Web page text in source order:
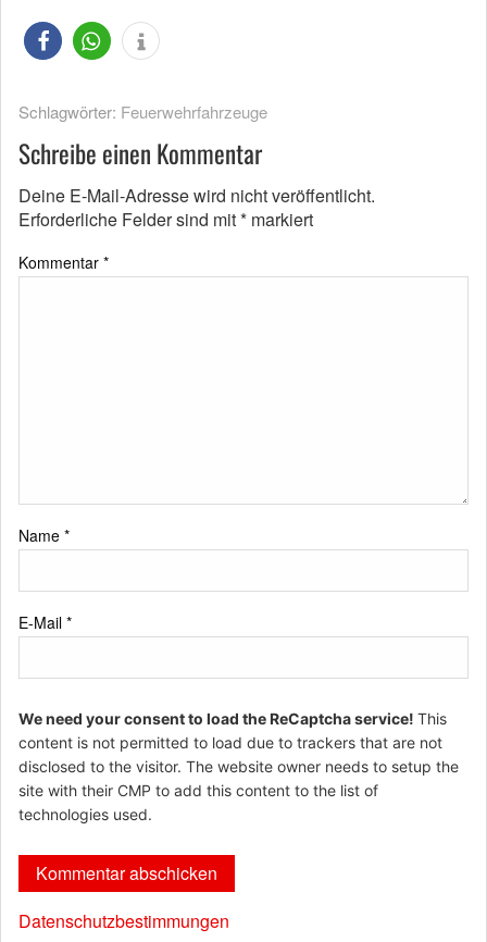
Schlagwörter: Feuerwehrfahrzeuge
Schreibe einen Kommentar
Deine E-Mail-Adresse wird nicht veröffentlicht.
Erforderliche Felder sind mit* markiert
Kommentar *
Name *
E-Mail *
We need your consent to load the ReCaptcha service! This
content is not permitted to load due to trackers that are not
disclosed to the visitor. The website owner needs to setup the
site with their CMP to add this content to the list of
technologies used.
Datenschutzbestimmungen